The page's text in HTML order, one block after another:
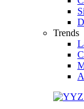
Trends